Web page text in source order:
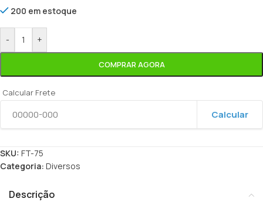
200 em estoque
- +
COMPRAR AGORA
Calcular Frete
Calcular
SKU: FT-75
Categoria: Diversos
Descrição